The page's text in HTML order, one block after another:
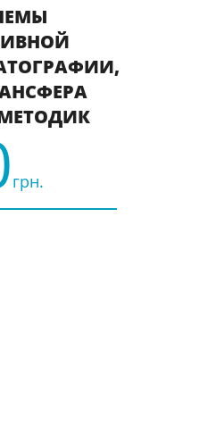
грн.